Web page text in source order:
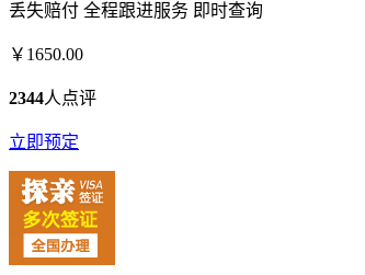
丢失赔付 全程跟进服务 即时查询
￥1650.00
2344人点评
立即预定